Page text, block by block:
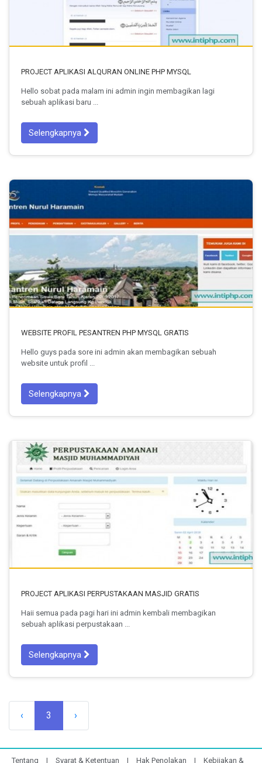
PROJECT APLIKASI ALQURAN ONLINE PHP MYSQL
Hello sobat pada malam ini admin ingin membagikan lagi
sebuah aplikasi baru ...
Selengkapnya
WEBSITE PROFIL PESANTREN PHP MYSQL GRATIS
Hello guys pada sore ini admin akan membagikan sebuah
website untuk profil ...
Selengkapnya
PROJECT APLIKASI PERPUSTAKAAN MASJID GRATIS
Haii semua pada pagi hari ini admin kembali membagikan
sebuah aplikasi perpustakaan ...
Selengkapnya
‹ 3 ›
Tentang | Syarat & Ketentuan | Hak Penolakan | Kebijakan &